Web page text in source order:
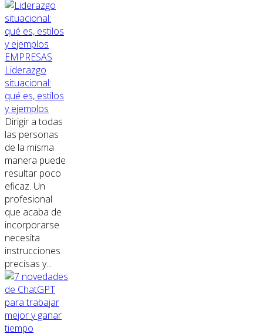
EMPRESAS
Liderazgo
situacional:
qué es, estilos
y ejemplos
Dirigir a todas
las personas
de la misma
manera puede
resultar poco
eficaz. Un
profesional
que acaba de
incorporarse
necesita
instrucciones
precisas y...